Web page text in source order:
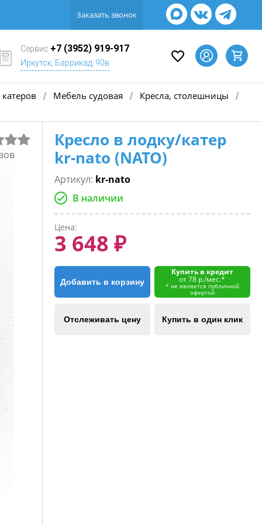
Заказать звонок
Сервис +7 (3952) 919-917
Иркутск, Баррикад, 90в
/ Мебель судовая / Кресла, столешницы /
Кресло в лодку/катер
kr-nato (NATO)
Артикул: kr-nato
В наличии
Цена:
3 648 ₽
Добавить в корзину
Купить в кредит
от 78 р./мес.*
* не является публичной
офертой
Отслеживать цену Купить в один клик